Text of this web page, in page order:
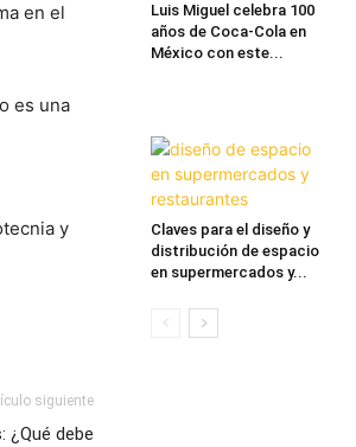
en el
es una
y
siguiente
¿Qué debe
Luis Miguel celebra 100
años de Coca-Cola en
México con este...
Claves para el diseño y
distribución de espacio
en supermercados y...